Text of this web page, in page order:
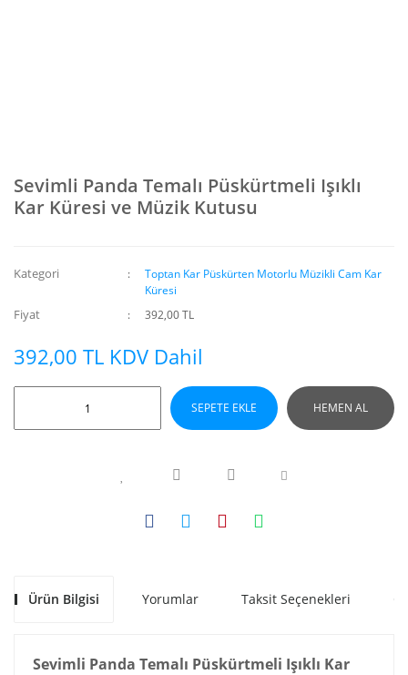
Sevimli Panda Temalı Püskürtmeli Işıklı
Kar Küresi ve Müzik Kutusu
Kategori
Toptan Kar Püskürten Motorlu Müzikli Cam Kar
Küresi
Fiyat 392,00 TL
392,00 TL KDV Dahil
SEPETE EKLE HEMEN AL
Ürün Bilgisi Yorumlar Taksit Seçenekleri
Sevimli Panda Temalı Püskürtmeli Işıklı Kar